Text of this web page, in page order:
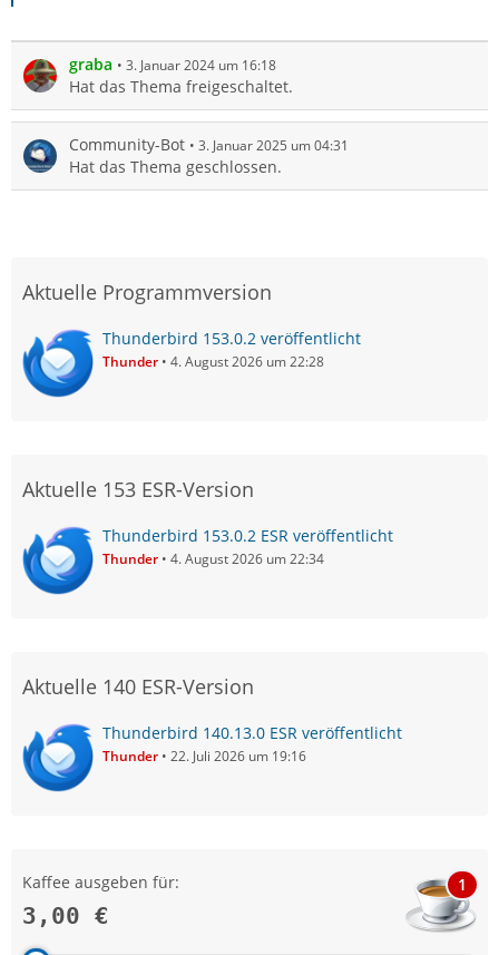
graba 3. Januar 2024 um 16:18
Hat das Thema freigeschaltet.
Community-Bot 3. Januar 2025 um 04:31
Hat das Thema geschlossen.
Aktuelle Programmversion
Thunderbird 153.0.2 veröffentlicht
Thunder 4. August 2026 um 22:28
Aktuelle 153 ESR-Version
Thunderbird 153.0.2 ESR veröffentlicht
Thunder 4. August 2026 um 22:34
Aktuelle 140 ESR-Version
Thunderbird 140.13.0 ESR veröffentlicht
Thunder 22. Juli 2026 um 19:16
Kaffee ausgeben für:
3,00 €
1